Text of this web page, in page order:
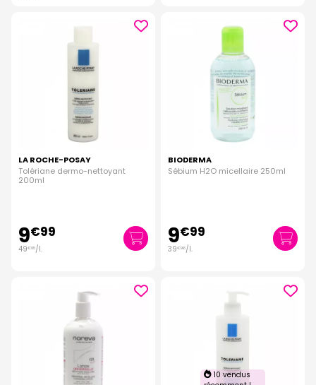
LA ROCHE-POSAY
Tolériane dermo-nettoyant
200ml
9€99
49€95/l.
BIODERMA
Sébium H2O micellaire 250ml
9€99
39€96/l.
10 vendus